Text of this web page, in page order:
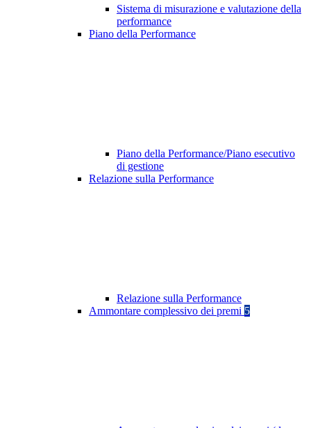
Sistema di misurazione e valutazione della
performance
Piano della Performance
Piano della Performance/Piano esecutivo
di gestione
Relazione sulla Performance
Relazione sulla Performance
Ammontare complessivo dei premi 5